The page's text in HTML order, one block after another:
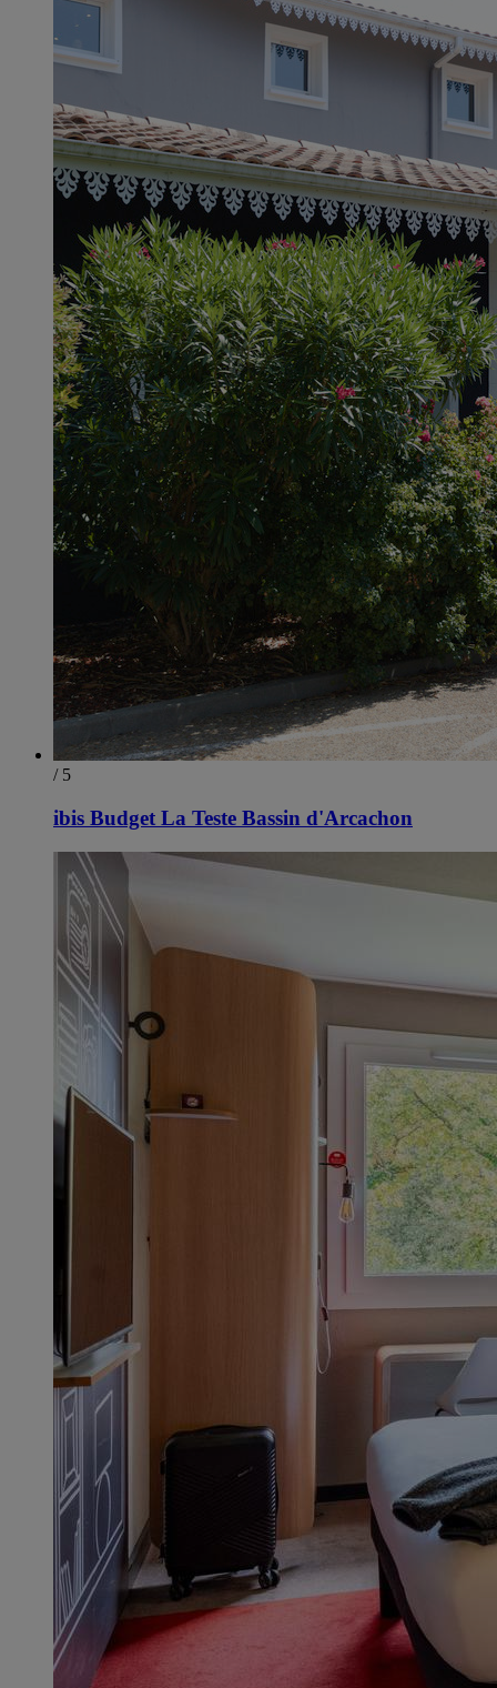
/ 5
ibis Budget La Teste Bassin d'Arcachon